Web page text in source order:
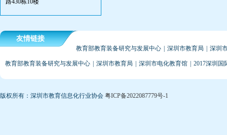
路430栋10楼
友情链接
教育部教育装备研究与发展中心 深圳市教育局 深圳
教育部教育装备研究与发展中心 深圳市教育局 深圳市电化教育馆 2017深圳国
版权所有：深圳市教育信息化行业协会 粤ICP备2022087779号-1